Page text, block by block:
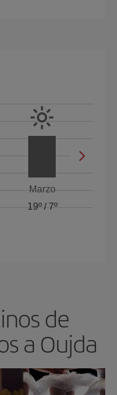
Marzo
19º/ 7º
de
a Oujda